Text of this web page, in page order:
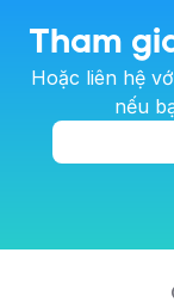
Tham
Hoặc liên hệ
nếu